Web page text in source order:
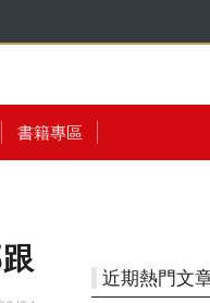
書籍專區
近期熱門文